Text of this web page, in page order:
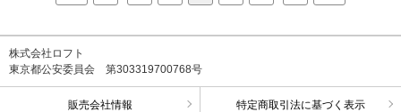
株式会社ロフト
東京都公安委員会 第303319700768号
販売会社情報 特定商取引法に基づく表示